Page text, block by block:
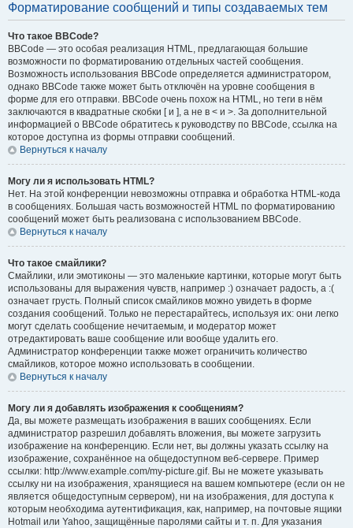
Форматирование сообщений и типы создаваемых тем
Что такое BBCode?
BBCode — это особая реализация HTML, предлагающая большие
возможности по форматированию отдельных частей сообщения.
Возможность использования BBCode определяется администратором,
однако BBCode также может быть отключён на уровне сообщения в
форме для его отправки. BBCode очень похож на HTML, но теги в нём
заключаются в квадратные скобки [ и ], а не в < и >. За дополнительной
информацией о BBCode обратитесь к руководству по BBCode, ссылка на
которое доступна из формы отправки сообщений.
Вернуться к началу
Могу ли я использовать HTML?
Нет. На этой конференции невозможны отправка и обработка HTML-кода
в сообщениях. Большая часть возможностей HTML по форматированию
сообщений может быть реализована с использованием BBCode.
Вернуться к началу
Что такое смайлики?
Смайлики, или эмотиконы — это маленькие картинки, которые могут быть
использованы для выражения чувств, например :) означает радость, а :(
означает грусть. Полный список смайликов можно увидеть в форме
создания сообщений. Только не перестарайтесь, используя их: они легко
могут сделать сообщение нечитаемым, и модератор может
отредактировать ваше сообщение или вообще удалить его.
Администратор конференции также может ограничить количество
смайликов, которое можно использовать в сообщении.
Вернуться к началу
Могу ли я добавлять изображения к сообщениям?
Да, вы можете размещать изображения в ваших сообщениях. Если
администратор разрешил добавлять вложения, вы можете загрузить
изображение на конференцию. Если нет, вы должны указать ссылку на
изображение, сохранённое на общедоступном веб-сервере. Пример
ссылки: http://www.example.com/my-picture.gif. Вы не можете указывать
ссылку ни на изображения, хранящиеся на вашем компьютере (если он не
является общедоступным сервером), ни на изображения, для доступа к
которым необходима аутентификация, как, например, на почтовые ящики
Hotmail или Yahoo, защищённые паролями сайты и т. п. Для указания